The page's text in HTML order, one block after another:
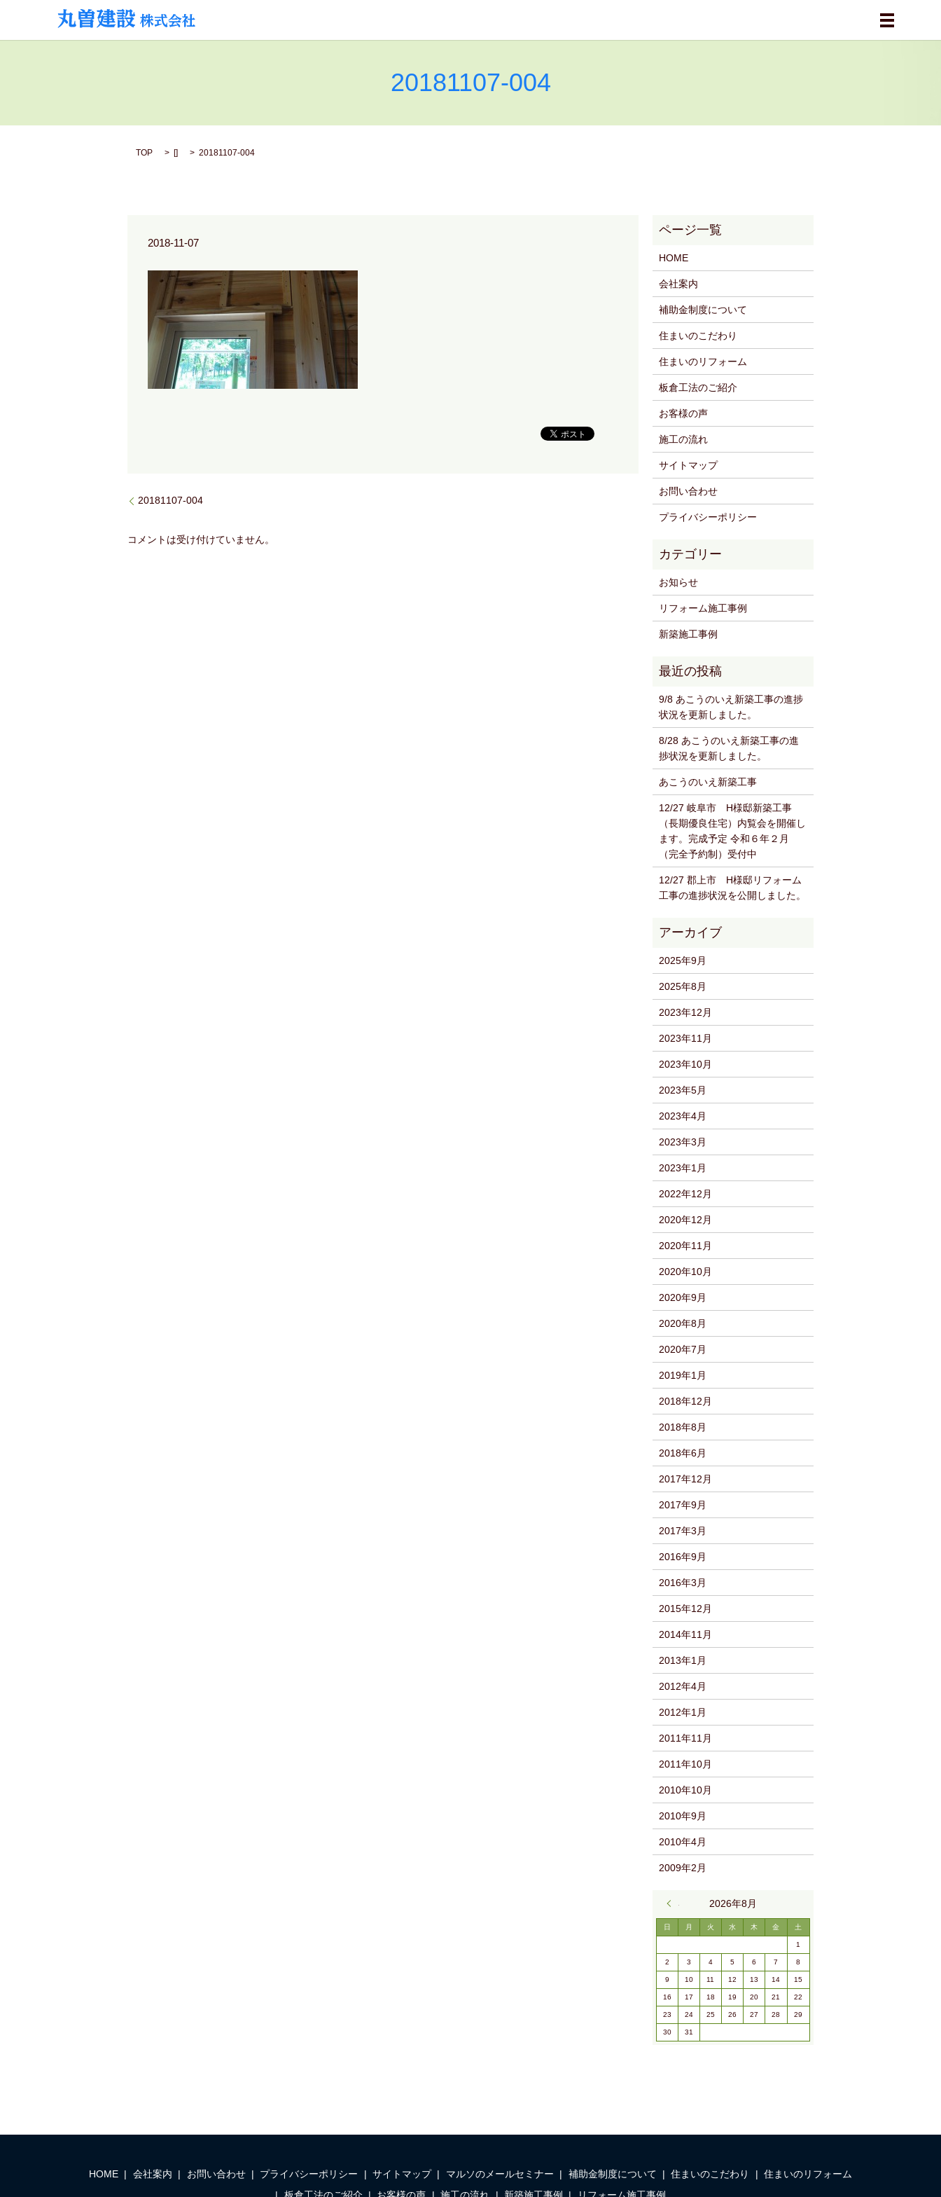
メニュー
20181107-004
TOP [] 20181107-004
2018-11-07
20181107-004
コメントは受け付けていません。
HOME
会社案内
補助金制度について
住まいのこだわり
住まいのリフォーム
板倉工法のご紹介
お客様の声
施工の流れ
サイトマップ
お問い合わせ
プライバシーポリシー
お知らせ
リフォーム施工事例
新築施工事例
9/8 あこうのいえ新築工事の進捗
状況を更新しました。
8/28 あこうのいえ新築工事の進
捗状況を更新しました。
あこうのいえ新築工事
12/27 岐阜市 H様邸新築工事
（長期優良住宅）内覧会を開催し
ます。完成予定 令和６年２月
（完全予約制）受付中
12/27 郡上市 H様邸リフォーム
工事の進捗状況を公開しました。
2025年9月
2025年8月
2023年12月
2023年11月
2023年10月
2023年5月
2023年4月
2023年3月
2023年1月
2022年12月
2020年12月
2020年11月
2020年10月
2020年9月
2020年8月
2020年7月
2019年1月
2018年12月
2018年8月
2018年6月
2017年12月
2017年9月
2017年3月
2016年9月
2016年3月
2015年12月
2014年11月
2013年1月
2012年4月
2012年1月
2011年11月
2011年10月
2010年10月
2010年9月
2010年4月
2009年2月
2026年8月
日 月 火 水 木 金 土
1
2 3 4 5 6 7 8
9 10 11 12 13 14 15
16 17 18 19 20 21 22
23 24 25 26 27 28 29
30 31
HOME 会社案内 お問い合わせ プライバシーポリシー サイトマップ マルソのメールセミナー 補助金制度について 住まいのこだわり
住まいのリフォーム